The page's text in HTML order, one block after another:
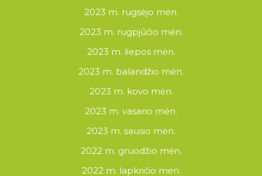
2023 m. rugsėjo mėn.
2023 m. rugpjūčio mėn.
2023 m. liepos mėn.
2023 m. balandžio mėn.
2023 m. kovo mėn.
2023 m. vasario mėn.
2023 m. sausio mėn.
2022 m. gruodžio mėn.
2022 m. lapkričio mėn.